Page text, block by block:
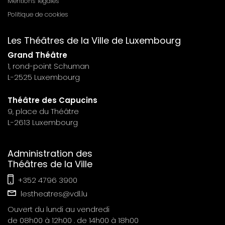
Menu
n°7
Politique de cookies
Les Théâtres de la Ville de Luxembourg
Grand Théâtre
1, rond-point Schuman
L-2525 Luxembourg
Théâtre des Capucins
9, place du Théâtre
L-2613 Luxembourg
Administration des
Théâtres de la Ville
+352 4796 3900
lestheatres@vdl.lu
Ouvert du lundi au vendredi
de 08h00 à 12h00 . de 14h00 à 18h00